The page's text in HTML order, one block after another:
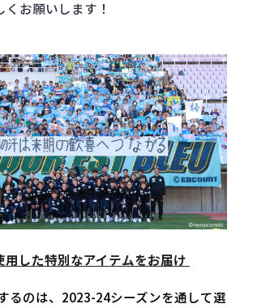
お願いします！
用した特別なアイテムをお届け
るのは、2023-24シーズンを通して選